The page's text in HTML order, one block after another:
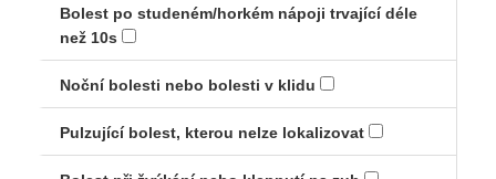
Bolest po studeném/horkém nápoji trvající déle
než 10s
Noční bolesti nebo bolesti v klidu
Pulzující bolest, kterou nelze lokalizovat